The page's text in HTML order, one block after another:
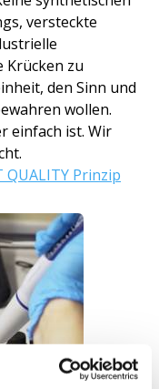
versteckte
Krücken zu
den Sinn und
wollen.
einfach ist. Wir
QUALITY Prinzip